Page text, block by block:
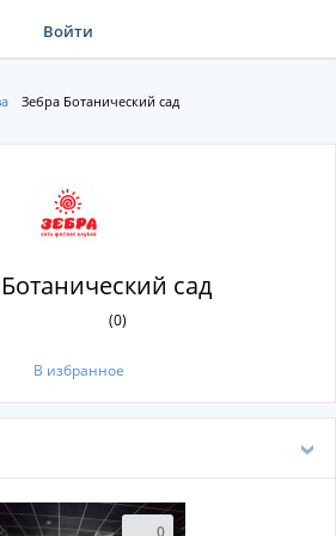
Войти
Зебра Ботанический сад
сад
(0)
В избранное
0